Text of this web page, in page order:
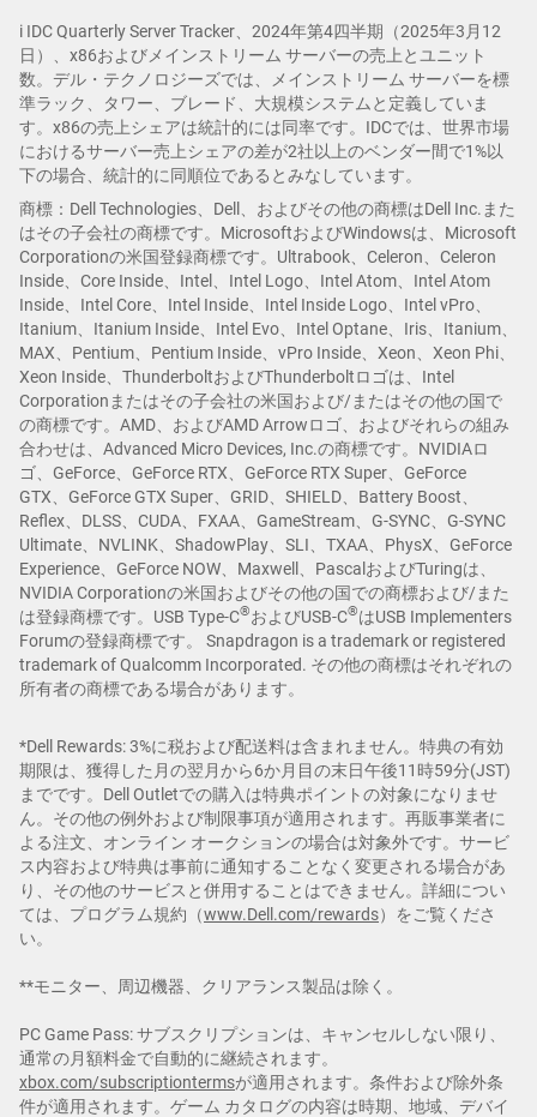
i IDC Quarterly Server Tracker、2024年第4四半期（2025年3月12
日）、x86およびメインストリーム サーバーの売上とユニット
数。デル・テクノロジーズでは、メインストリーム サーバーを標
準ラック、タワー、ブレード、大規模システムと定義していま
す。x86の売上シェアは統計的には同率です。IDCでは、世界市場
におけるサーバー売上シェアの差が2社以上のベンダー間で1%以
下の場合、統計的に同順位であるとみなしています。
商標：Dell Technologies、Dell、およびその他の商標はDell Inc.また
はその子会社の商標です。MicrosoftおよびWindowsは、Microsoft
Corporationの米国登録商標です。Ultrabook、Celeron、Celeron
Inside、Core Inside、Intel、Intel Logo、Intel Atom、Intel Atom
Inside、Intel Core、Intel Inside、Intel Inside Logo、Intel vPro、
Itanium、Itanium Inside、Intel Evo、Intel Optane、Iris、Itanium、
MAX、Pentium、Pentium Inside、vPro Inside、Xeon、Xeon Phi、
Xeon Inside、ThunderboltおよびThunderboltロゴは、Intel
Corporationまたはその子会社の米国および/またはその他の国で
の商標です。AMD、およびAMD Arrowロゴ、およびそれらの組み
合わせは、Advanced Micro Devices, Inc.の商標です。NVIDIAロ
ゴ、GeForce、GeForce RTX、GeForce RTX Super、GeForce
GTX、GeForce GTX Super、GRID、SHIELD、Battery Boost、
Reflex、DLSS、CUDA、FXAA、GameStream、G-SYNC、G-SYNC
Ultimate、NVLINK、ShadowPlay、SLI、TXAA、PhysX、GeForce
Experience、GeForce NOW、Maxwell、PascalおよびTuringは、
NVIDIA Corporationの米国およびその他の国での商標および/また
は登録商標です。USB Type-C®およびUSB-C®はUSB Implementers
Forumの登録商標です。 Snapdragon is a trademark or registered
trademark of Qualcomm Incorporated. その他の商標はそれぞれの
所有者の商標である場合があります。
*Dell Rewards: 3%に税および配送料は含まれません。特典の有効
期限は、獲得した月の翌月から6か月目の末日午後11時59分(JST)
までです。Dell Outletでの購入は特典ポイントの対象になりませ
ん。その他の例外および制限事項が適用されます。再販事業者に
よる注文、オンライン オークションの場合は対象外です。サービ
ス内容および特典は事前に通知することなく変更される場合があ
り、その他のサービスと併用することはできません。詳細につい
ては、プログラム規約（www.Dell.com/rewards）をご覧くださ
い。
**モニター、周辺機器、クリアランス製品は除く。
PC Game Pass: サブスクリプションは、キャンセルしない限り、
通常の月額料金で自動的に継続されます。
xbox.com/subscriptiontermsが適用されます。条件および除外条
件が適用されます。ゲーム カタログの内容は時期、地域、デバイ